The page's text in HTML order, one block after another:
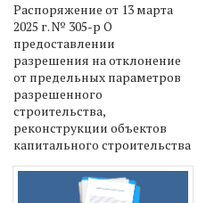
Распоряжение от 13 марта
2025 г. № 305-р О
предоставлении
разрешения на отклонение
от предельных параметров
разрешенного
строительства,
реконструкции объектов
капитального строительства